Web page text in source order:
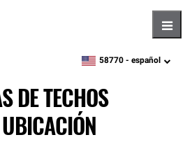
zipcode, language
58770 - español
DE TECHOS